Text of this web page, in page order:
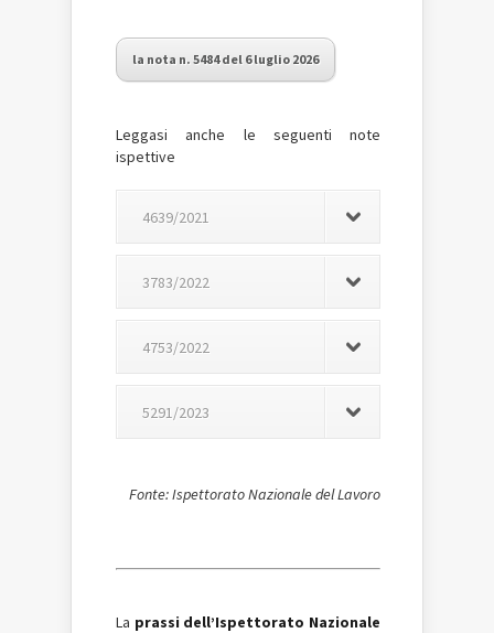
la nota n. 5484 del 6 luglio 2026
Leggasi anche le seguenti note
ispettive
4639/2021
3783/2022
4753/2022
5291/2023
Fonte: Ispettorato Nazionale del Lavoro
La prassi dell’Ispettorato Nazionale